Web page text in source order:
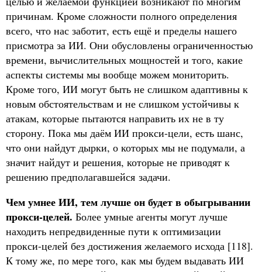
причинам. Кроме сложности полного определения
всего, что нас заботит, есть ещё и пределы нашего
присмотра за ИИ. Они обусловлены ограниченностью
времени, вычислительных мощностей и того, какие
аспекты системы мы вообще можем мониторить.
Кроме того, ИИ могут быть не слишком адаптивны к
новым обстоятельствам и не слишком устойчивы к
атакам, которые пытаются направить их не в ту
сторону. Пока мы даём ИИ прокси-цели, есть шанс,
что они найдут дырки, о которых мы не подумали, а
значит найдут и решения, которые не приводят к
решению предполагавшейся задачи.
Чем умнее ИИ, тем лучше он будет в обыгрывании
прокси-целей. Более умные агенты могут лучше
находить непредвиденные пути к оптимизации
прокси-целей без достижения желаемого исхода [118].
К тому же, по мере того, как мы будем выдавать ИИ